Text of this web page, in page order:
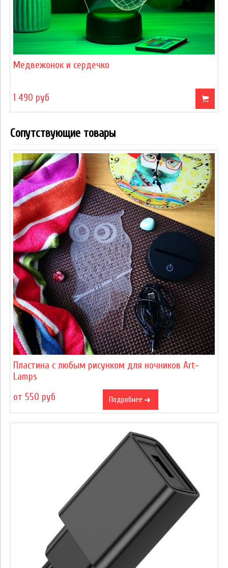
Медвежонок и сердечко
1 490 руб
Сопутствующие товары
Пластина с любым рисунком для ночников Art-
Lamps
от 550 руб
Подробнее